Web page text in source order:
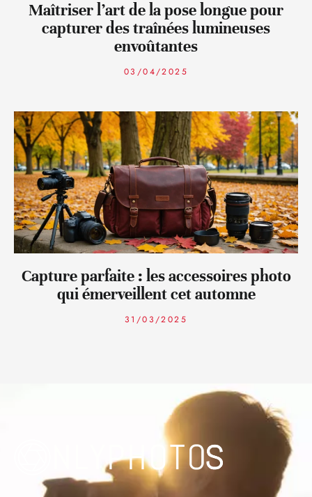
Maîtriser l’art de la pose longue pour
capturer des traînées lumineuses
envoûtantes
03/04/2025
Capture parfaite : les accessoires photo
qui émerveillent cet automne
31/03/2025